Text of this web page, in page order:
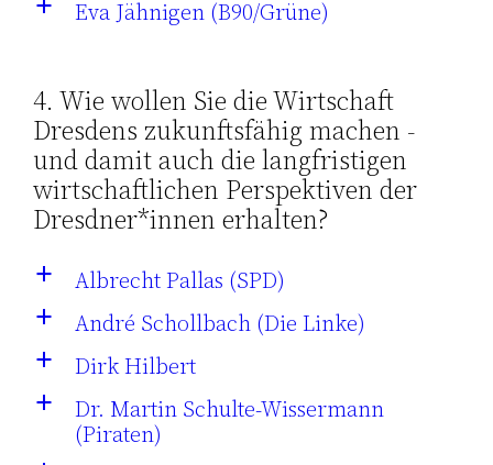
a Eva Jähnigen (B90/Grüne)
4. Wie wollen Sie die Wirtschaft
Dresdens zukunftsfähig machen -
und damit auch die langfristigen
wirtschaftlichen Perspektiven der
Dresdner*innen erhalten?
a Albrecht Pallas (SPD)
a André Schollbach (Die Linke)
a Dirk Hilbert
a
Dr. Martin Schulte-Wissermann
(Piraten)